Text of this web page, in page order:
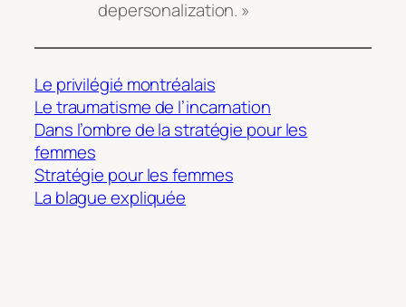
depersonalization. »
Le privilégié montréalais
Le traumatisme de l’incarnation
Dans l’ombre de la stratégie pour les
femmes
Stratégie pour les femmes
La blague expliquée